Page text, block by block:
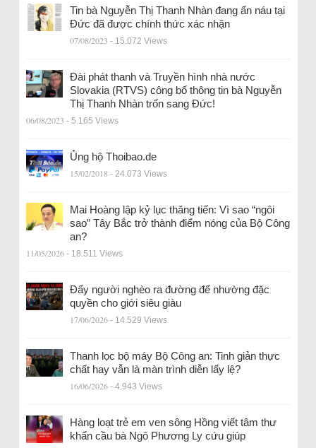
Tin bà Nguyễn Thị Thanh Nhàn đang ẩn náu tại
Đức đã được chính thức xác nhận
07/08/2023 - 15.072 Views
Đài phát thanh và Truyền hình nhà nước
Slovakia (RTVS) công bố thông tin bà Nguyễn
Thị Thanh Nhàn trốn sang Đức!
06/08/2023 - 5.165 Views
Ủng hộ Thoibao.de
15/02/2018 - 24.073 Views
Mai Hoàng lập kỷ lục thăng tiến: Vì sao “ngôi
sao” Tây Bắc trở thành điểm nóng của Bộ Công
an?
11/05/2026 - 18.511 Views
Đẩy người nghèo ra đường để nhường đặc
quyền cho giới siêu giàu
17/06/2026 - 14.529 Views
Thanh lọc bộ máy Bộ Công an: Tinh giản thực
chất hay vẫn là màn trình diễn lấy lệ?
16/06/2026 - 4.943 Views
Hàng loạt trẻ em ven sông Hồng viết tâm thư
khẩn cầu bà Ngô Phương Ly cứu giúp